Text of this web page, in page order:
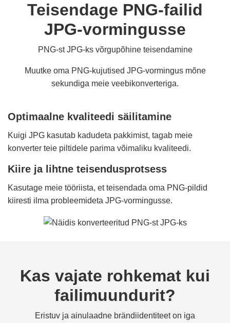
Teisendage PNG-failid
JPG-vormingusse
PNG-st JPG-ks võrgupõhine teisendamine
Muutke oma PNG-kujutised JPG-vormingus mõne
sekundiga meie veebikonverteriga.
Optimaalne kvaliteedi säilitamine
Kuigi JPG kasutab kadudeta pakkimist, tagab meie
konverter teie piltidele parima võimaliku kvaliteedi.
Kiire ja lihtne teisendusprotsess
Kasutage meie tööriista, et teisendada oma PNG-pildid
kiiresti ilma probleemideta JPG-vormingusse.
Kas vajate rohkemat kui
failimuundurit?
Eristuv ja ainulaadne brändiidentiteet on iga